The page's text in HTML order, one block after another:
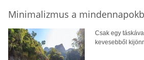
Minimalizmus a
Csak egy
kevesebből